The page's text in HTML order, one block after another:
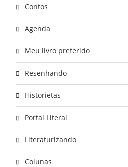
Contos
Agenda
Meu livro preferido
Resenhando
Historietas
Portal Literal
Literaturizando
Colunas